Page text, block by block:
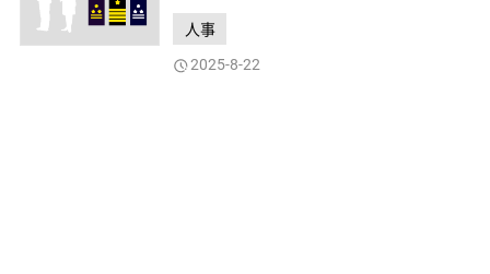
人事
2025-8-22